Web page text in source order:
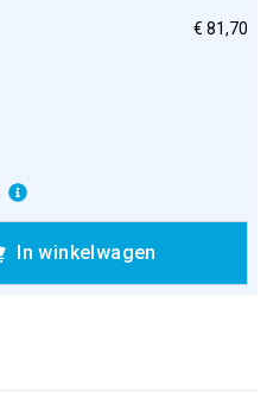
€ 81,70
In winkelwagen